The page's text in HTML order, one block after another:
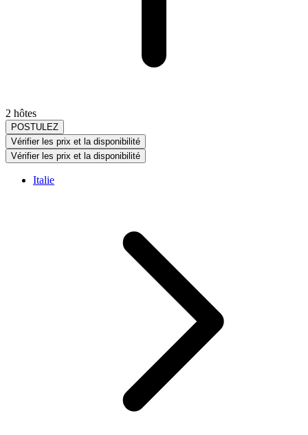
2 hôtes
POSTULEZ
Vérifier les prix et la disponibilité
Vérifier les prix et la disponibilité
Italie